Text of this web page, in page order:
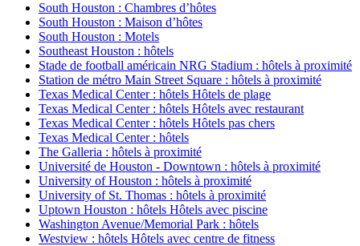
South Houston : Chambres d’hôtes
South Houston : Maison d’hôtes
South Houston : Motels
Southeast Houston : hôtels
Stade de football américain NRG Stadium : hôtels à proximité
Station de métro Main Street Square : hôtels à proximité
Texas Medical Center : hôtels Hôtels de plage
Texas Medical Center : hôtels Hôtels avec restaurant
Texas Medical Center : hôtels Hôtels pas chers
Texas Medical Center : hôtels
The Galleria : hôtels à proximité
Université de Houston - Downtown : hôtels à proximité
University of Houston : hôtels à proximité
University of St. Thomas : hôtels à proximité
Uptown Houston : hôtels Hôtels avec piscine
Washington Avenue/Memorial Park : hôtels
Westview : hôtels Hôtels avec centre de fitness